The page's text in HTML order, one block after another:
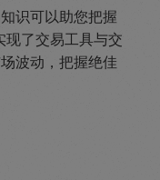
识可以助您把握
了交易工具与交
波动，把握绝佳